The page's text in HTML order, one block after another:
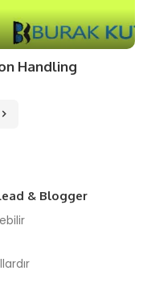
Handling
& Blogger